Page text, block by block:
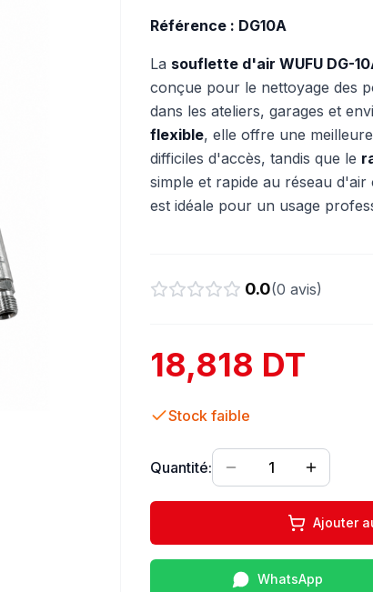
Référence : DG10A
La souflette d'air WUFU DG-
conçue pour le nettoyage des
dans les ateliers, garages et
flexible, elle offre une
difficiles d'accès, tandis que le
simple et rapide au réseau
est idéale pour un usage
0.0(0 avis)
18,818 DT
Stock faible
Quantité: 1
Ajouter
WhatsApp